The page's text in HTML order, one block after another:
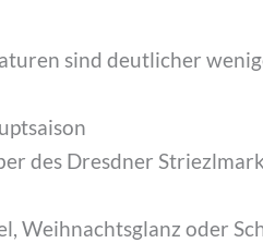
sind deutlicher
des Dresdner
Weihnachtsglanz oder